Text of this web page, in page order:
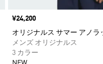
価格
¥24,200
オリジナルス サマー アノラ
メンズ オリジナルス
3 カラー